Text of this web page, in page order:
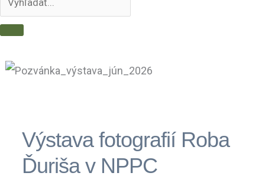
Výstava fotografií Roba
Ďuriša v NPPC